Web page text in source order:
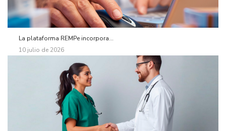
La plataforma REMPe incorpora...
10 julio de 2026